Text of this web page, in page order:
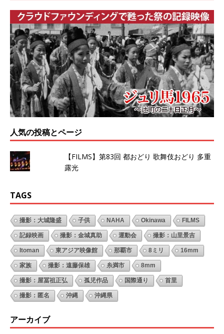
人気の投稿とページ
【FILMS】第83回 都おどり 歌舞伎おどり 多重
露光
TAGS
撮影：大城隆盛 子供 NAHA Okinawa FILMS
記録映画 撮影：金城真助 運動会 撮影：山里景吉
Itoman 東アジア映像館 那覇市 8ミリ 16mm
家族 撮影：遠藤保雄 糸満市 8mm
撮影：屋冨祖正弘 孤児作品 国際通り 首里
撮影：匿名 沖縄 沖縄県
アーカイブ